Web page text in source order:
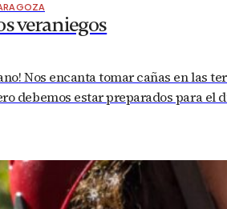
veraniegos
Nos encanta tomar cañas en
debemos estar preparados para el